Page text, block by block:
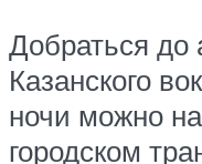
Добраться до
Казанского
ночи можно
городском